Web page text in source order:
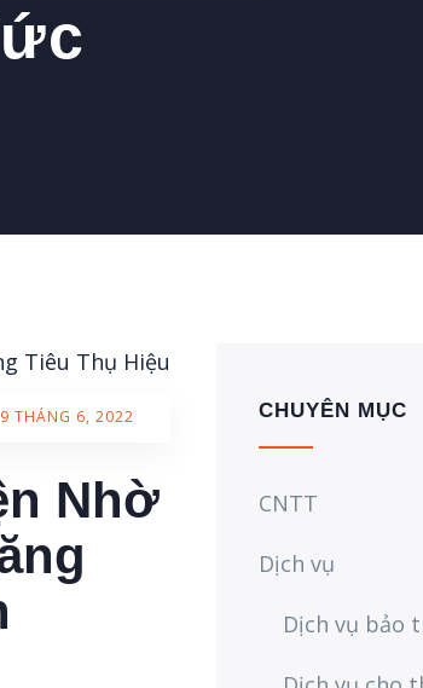
9 THÁNG 6, 2022
Nhờ
CHUYÊN MỤC
CNTT
Dịch vụ
Dịch vụ bảo